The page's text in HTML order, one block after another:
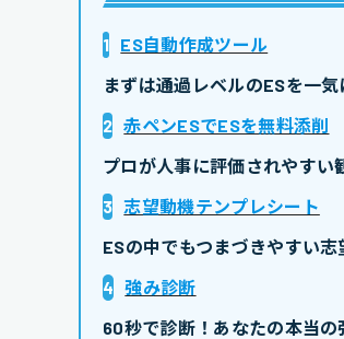
1 ES自動作成ツール
まずは通過レベルのESを一
2 赤ペンESでESを無料添削
プロが人事に評価されやすい
3 志望動機テンプレシート
ESの中でもつまづきやすい
4 強み診断
60秒で診断！あなたの本当